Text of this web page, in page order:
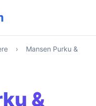
›
Mansen Purku &
&